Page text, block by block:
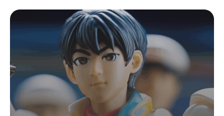
Granger séduit les fans de l’univers
Harry Potter
19 mai 2026